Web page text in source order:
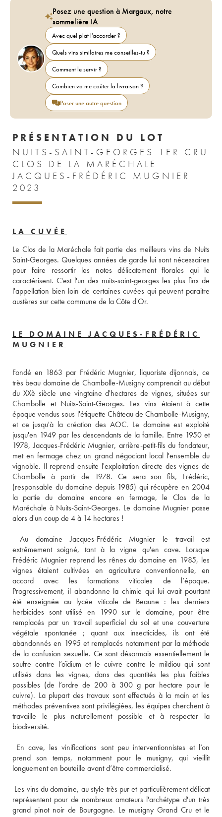
Posez une question à Margaux, notre
sommelière IA
Avec quel plat l'accorder ?
Quels vins similaires me conseilles-tu ?
Comment le servir ?
Combien va me coûter la livraison ?
Poser une autre question
PRÉSENTATION DU LOT
NUITS-SAINT-GEORGES 1ER CRU
CLOS DE LA MARÉCHALE
JACQUES-FRÉDÉRIC MUGNIER
2023
LA CUVÉE
Le Clos de la Maréchale fait partie des meilleurs vins de Nuits
Saint-Georges. Quelques années de garde lui sont nécessaires
pour faire ressortir les notes délicatement florales qui le
caractérisent. C'est l'un des nuits-saint-georges les plus fins de
l'appellation bien loin de certaines cuvées qui peuvent paraitre
austères sur cette commune de la Côte d'Or.
LE DOMAINE JACQUES-FRÉDÉRIC
MUGNIER
Fondé en 1863 par Frédéric Mugnier, liquoriste dijonnais, ce
très beau domaine de Chambolle-Musigny comprenait au début
du XXè siècle une vingtaine d'hectares de vignes, situées sur
Chambolle et Nuits-Saint-Georges. Les vins étaient à cette
époque vendus sous l'étiquette Château de Chambolle-Musigny,
et ce jusqu'à la création des AOC. Le domaine est exploité
jusqu'en 1949 par les descendants de la famille. Entre 1950 et
1978, Jacques-Frédéric Mugnier, arrière-petit-fils du fondateur,
met en fermage chez un grand négociant local l'ensemble du
vignoble. Il reprend ensuite l'exploitation directe des vignes de
Chambolle à partir de 1978. Ce sera son fils, Frédéric,
(responsable du domaine depuis 1985) qui récupère en 2004
la partie du domaine encore en fermage, le Clos de la
Maréchale à Nuits-Saint-Georges. Le domaine Mugnier passe
Au domaine Jacques-Frédéric Mugnier le travail est
extrêmement soigné, tant à la vigne qu'en cave. Lorsque
Frédéric Mugnier reprend les rênes du domaine en 1985, les
vignes étaient cultivées en agriculture conventionnelle, en
accord avec les formations viticoles de l’époque.
Progressivement, il abandonne la chimie qui lui avait pourtant
été enseignée au lycée viticole de Beaune : les derniers
herbicides sont utilisé en 1990 sur le domaine, pour être
remplacés par un travail superficiel du sol et une couverture
végétale spontanée ; quant aux insecticides, ils ont été
abandonnés en 1995 et remplacés notamment par la méthode
de la confusion sexuelle. Ce sont désormais essentiellement le
soufre contre l’oïdium et le cuivre contre le mildiou qui sont
utilisés dans les vignes, dans des quantités les plus faibles
possibles (de l’ordre de 200 à 300 g par hectare pour le
cuivre). La plupart des travaux sont effectués à la main et les
méthodes préventives sont privilégiées, les équipes cherchent à
travaille le plus naturellement possible et à respecter la
En cave, les vinifications sont peu interventionnistes et l’on
prend son temps, notamment pour le musigny, qui vieillit
Les vins du domaine, au style très pur et particulièrement délicat
représentent pour de nombreux amateurs l'archétype d'un très
grand pinot noir de Bourgogne. Le musigny Grand Cru et le